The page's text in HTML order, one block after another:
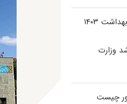
۱۴۰۳
وزارت
چیست